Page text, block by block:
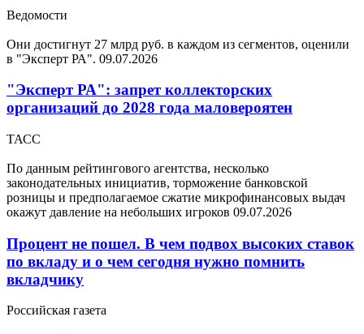
Ведомости
Они достигнут 27 млрд руб. в каждом из сегментов, оценили
в "Эксперт РА". 09.07.2026
"Эксперт РА": запрет коллекторских
организаций до 2028 года маловероятен
ТАСС
По данным рейтингового агентства, несколько
законодательных инициатив, торможение банковской
розницы и предполагаемое сжатие микрофинансовых выдач
окажут давление на небольших игроков 09.07.2026
Процент не пошел. В чем подвох высоких ставок
по вкладу и о чем сегодня нужно помнить
вкладчику
Российская газета